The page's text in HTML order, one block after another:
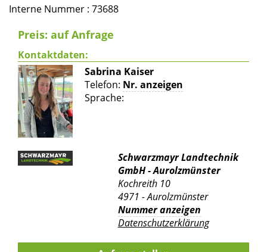
Interne Nummer : 73688
Preis: auf Anfrage
Kontaktdaten:
Sabrina Kaiser
Telefon: Nr. anzeigen
Sprache:
Schwarzmayr Landtechnik
GmbH - Aurolzmünster
Kochreith 10
4971 - Aurolzmünster
Nummer anzeigen
Datenschutzerklärung